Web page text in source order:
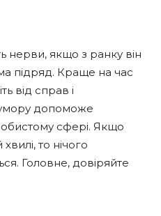
нерви, якщо з ранку він
підряд. Краще на час
від справ і
допоможе
сфері. Якщо
то нічого
Головне, довіряйте